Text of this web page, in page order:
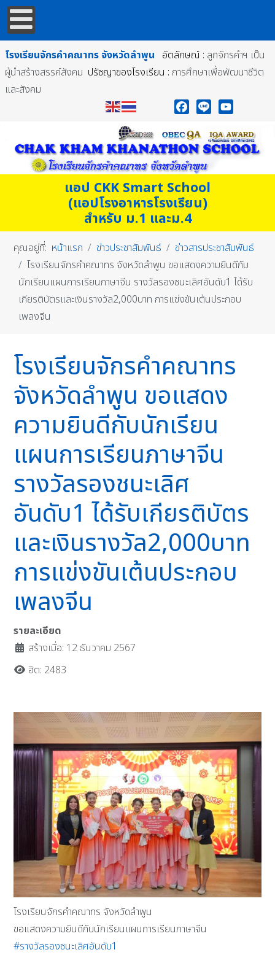
โรงเรียนจักรคำคณาทร จังหวัดลำพูน อัตลักษณ์ : ลูกจักรคำฯ เป็น
ผู้นำสร้างสรรค์สังคม ปรัชญาของโรงเรียน : การศึกษาเพื่อพัฒนาชีวิต
และสังคม
แอป CKK Smart School
(แอปโรงอาหารโรงเรียน)
สำหรับ ม.1 และม.4
คุณอยู่ที่: หน้าแรก ข่าวประชาสัมพันธ์
ข่าวสารประชาสัมพันธ์
โรงเรียนจักรคำคณาทร จังหวัดลำพูน ขอแสดงความยินดีกับ
นักเรียนแผนการเรียนภาษาจีน รางวัลรองชนะเลิศอันดับ1 ได้รับ
เกียรติบัตรและเงินรางวัล​2,000บาท​ การแข่งขันเต้นประกอบ
เพลงจีน
โรงเรียนจักรคำคณาทร
จังหวัดลำพูน ขอแสดง
ความยินดีกับนักเรียน
แผนการเรียนภาษาจีน
รางวัลรองชนะเลิศ
อันดับ1 ได้รับเกียรติบัตร
และเงินรางวัล​2,000บาท​
การแข่งขันเต้นประกอบ
เพลงจีน
รายละเอียด
สร้างเมื่อ: 12 ธันวาคม 2567
ฮิต: 2483
โรงเรียนจักรคำคณาทร จังหวัดลำพูน
ขอแสดงความยินดีกับนักเรียนแผนการเรียนภาษาจีน
#รางวัลรองชนะเลิศอันดับ1